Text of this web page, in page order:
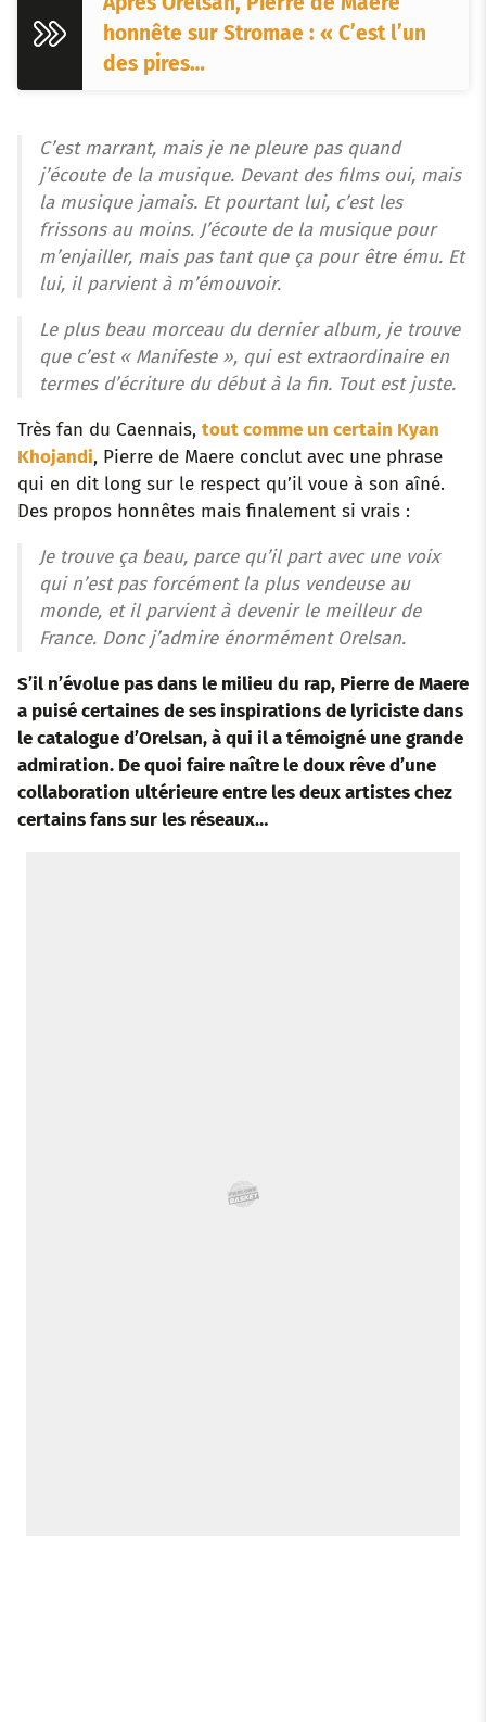
honnête sur Stromae : « C’est l’un
des pires…
C’est marrant, mais je ne pleure pas quand
j’écoute de la musique. Devant des films oui, mais
la musique jamais. Et pourtant lui, c’est les
frissons au moins. J’écoute de la musique pour
m’enjailler, mais pas tant que ça pour être ému. Et
lui, il parvient à m’émouvoir.
Le plus beau morceau du dernier album, je trouve
que c’est « Manifeste », qui est extraordinaire en
termes d’écriture du début à la fin. Tout est juste.
Très fan du Caennais, tout comme un certain Kyan
Khojandi, Pierre de Maere conclut avec une phrase
qui en dit long sur le respect qu’il voue à son aîné.
Des propos honnêtes mais finalement si vrais :
Je trouve ça beau, parce qu’il part avec une voix
qui n’est pas forcément la plus vendeuse au
monde, et il parvient à devenir le meilleur de
France. Donc j’admire énormément Orelsan.
S’il n’évolue pas dans le milieu du rap, Pierre de Maere
a puisé certaines de ses inspirations de lyriciste dans
le catalogue d’Orelsan, à qui il a témoigné une grande
admiration. De quoi faire naître le doux rêve d’une
collaboration ultérieure entre les deux artistes chez
certains fans sur les réseaux…